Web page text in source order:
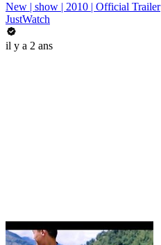
New | show | 2010 | Official Trailer
JustWatch
il y a 2 ans